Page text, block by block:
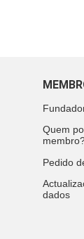
Quem
Pedido
dados